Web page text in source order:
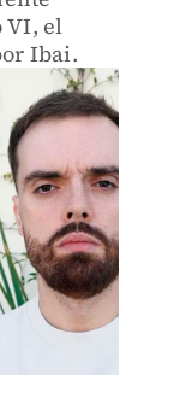
VI, el
Ibai.